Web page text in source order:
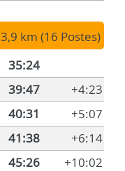
3,9 km (16 Postes)
35:24
39:47
+4:23
40:31
+5:07
41:38
+6:14
45:26
+10:02